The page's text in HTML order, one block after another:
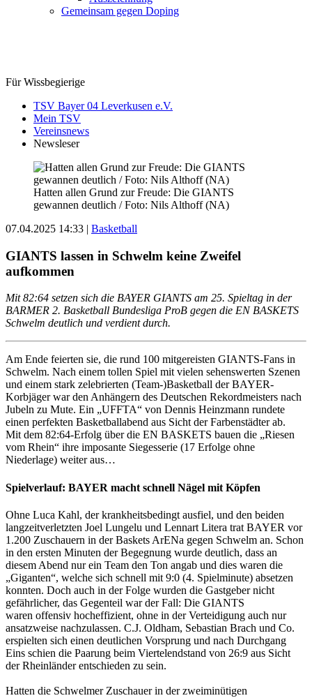
Gemeinsam gegen Doping
Für Wissbegierige
TSV Bayer 04 Leverkusen e.V.
Mein TSV
Vereinsnews
Newsleser
Hatten allen Grund zur Freude: Die GIANTS
gewannen deutlich / Foto: Nils Althoff (NA)
07.04.2025 14:33 | Basketball
GIANTS lassen in Schwelm keine Zweifel
aufkommen
Mit 82:64 setzen sich die BAYER GIANTS am 25. Spieltag in der
BARMER 2. Basketball Bundesliga ProB gegen die EN BASKETS
Schwelm deutlich und verdient durch.
Am Ende feierten sie, die rund 100 mitgereisten GIANTS-Fans in
Schwelm. Nach einem tollen Spiel mit vielen sehenswerten Szenen
und einem stark zelebrierten (Team-)Basketball der BAYER-
Korbjäger war den Anhängern des Deutschen Rekordmeisters nach
Jubeln zu Mute. Ein „UFFTA“ von Dennis Heinzmann rundete
einen perfekten Basketballabend aus Sicht der Farbenstädter ab.
Mit dem 82:64-Erfolg über die EN BASKETS bauen die „Riesen
vom Rhein“ ihre imposante Siegesserie (17 Erfolge ohne
Niederlage) weiter aus…
Spielverlauf: BAYER macht schnell Nägel mit Köpfen
Ohne Luca Kahl, der krankheitsbedingt ausfiel, und den beiden
langzeitverletzten Joel Lungelu und Lennart Litera trat BAYER vor
1.200 Zuschauern in der Baskets ArENa gegen Schwelm an. Schon
in den ersten Minuten der Begegnung wurde deutlich, dass an
diesem Abend nur ein Team den Ton angab und dies waren die
„Giganten“, welche sich schnell mit 9:0 (4. Spielminute) absetzen
konnten. Doch auch in der Folge wurden die Gastgeber nicht
gefährlicher, das Gegenteil war der Fall: Die GIANTS
waren offensiv hocheffizient, ohne in der Verteidigung auch nur
ansatzweise nachzulassen. C.J. Oldham, Sebastian Brach und Co.
erspielten sich einen deutlichen Vorsprung und nach Durchgang
Eins schien die Paarung beim Viertelendstand von 26:9 aus Sicht
der Rheinländer entschieden zu sein.
Hatten die Schwelmer Zuschauer in der zweiminütigen